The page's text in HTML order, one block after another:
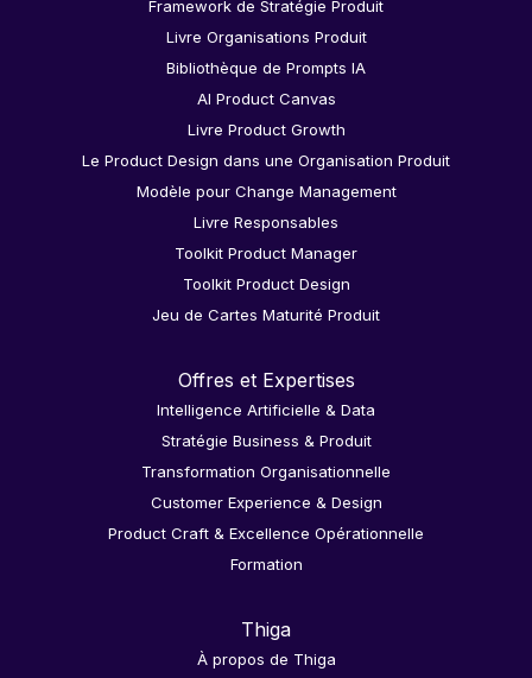
Framework de Stratégie Produit
Livre Organisations Produit
Bibliothèque de Prompts IA
AI Product Canvas
Livre Product Growth
Le Product Design dans une Organisation Produit
Modèle pour Change Management
Livre Responsables
Toolkit Product Manager
Toolkit Product Design
Jeu de Cartes Maturité Produit
Offres et Expertises
Intelligence Artificielle & Data
Stratégie Business & Produit
Transformation Organisationnelle
Customer Experience & Design
Product Craft & Excellence Opérationnelle
Formation
Thiga
À propos de Thiga